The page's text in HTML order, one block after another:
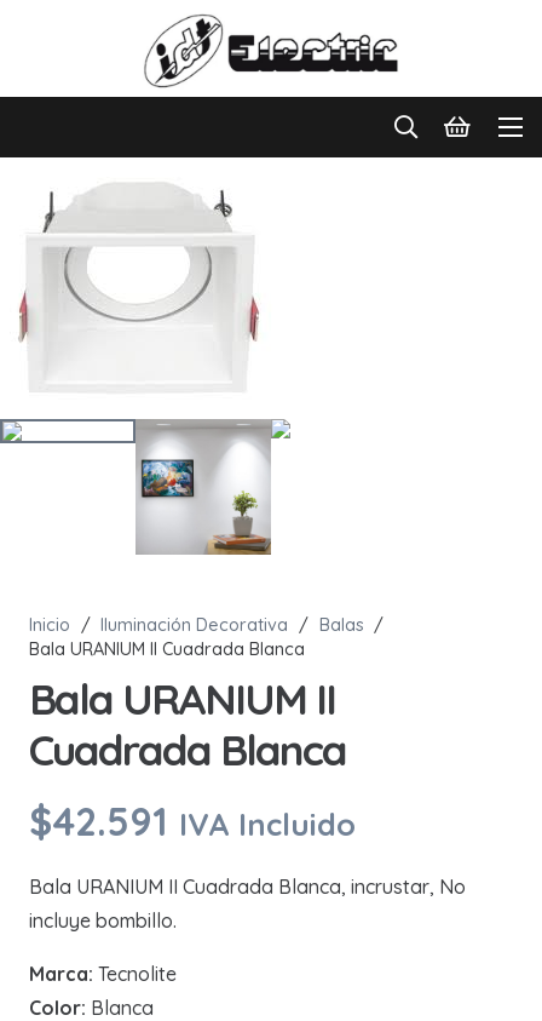
Inicio / Iluminación Decorativa / Balas /
Bala URANIUM II Cuadrada Blanca
Bala URANIUM II
Cuadrada Blanca
$42.591 IVA Incluido
Bala URANIUM II Cuadrada Blanca, incrustar, No
incluye bombillo.
Marca: Tecnolite
Color: Blanca